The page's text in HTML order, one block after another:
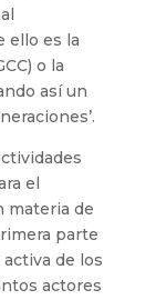
ello es la
o la
así un
el
materia de
parte
de los
actores